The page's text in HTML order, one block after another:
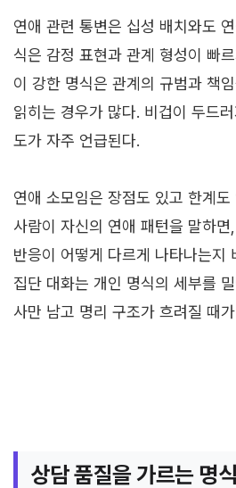
연애 관련 통변은 십성 배치와도
식은 감정 표현과 관계 형성이 빠
이 강한 명식은 관계의 규범과 책
읽히는 경우가 많다. 비겁이 두드
도가 자주 언급된다.
연애 소모임은 장점도 있고 한계
사람이 자신의 연애 패턴을 말하
반응이 어떻게 다르게 나타나는지
집단 대화는 개인 명식의 세부를
사만 남고 명리 구조가 흐려질 때
상담 품질을 가르는 명